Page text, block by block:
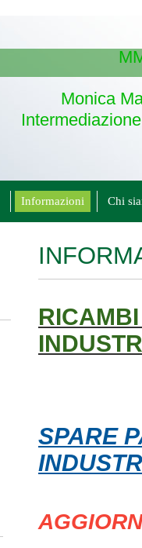
Monica
Informazioni Chi
SPARE